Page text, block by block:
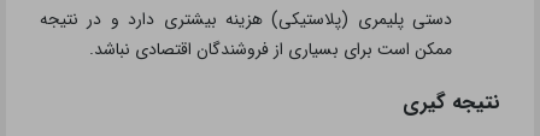
دستی پلیمری (پلاستیکی) هزینه بیشتری دارد و در نتیجه
ممکن است برای بسیاری از فروشندگان اقتصادی نباشد.
نتیجه گیری